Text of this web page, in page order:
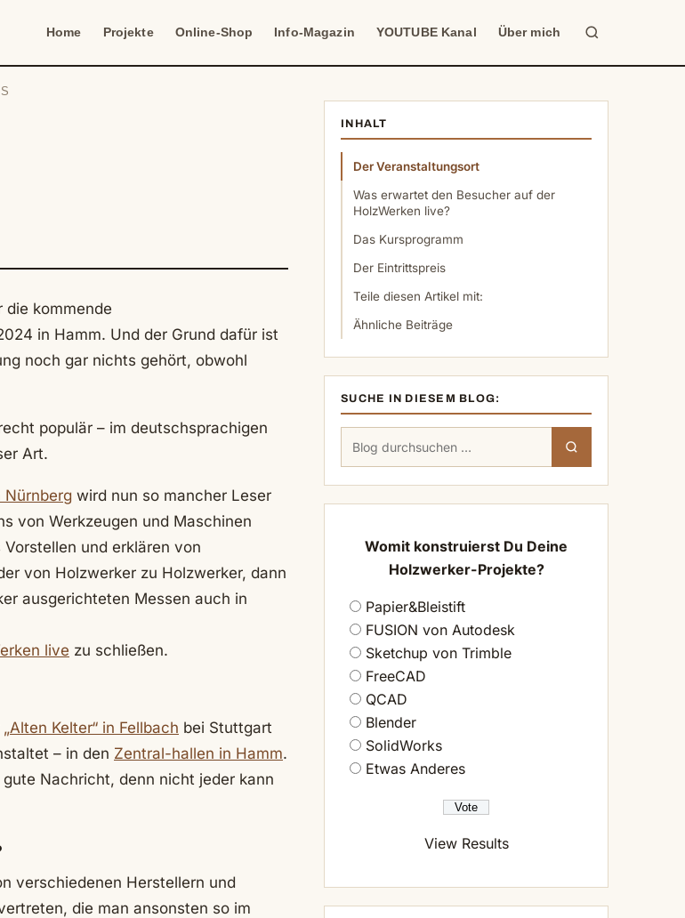
Home Projekte Online-Shop Info-Magazin YOUTUBE Kanal Über mich
Suche
die kommende
in Hamm. Und der Grund dafür ist
noch gar nichts gehört, obwohl
populär – im deutschsprachigen
Art.
Nürnberg wird nun so mancher Leser
von Werkzeugen und Maschinen
und erklären von
von Holzwerker zu Holzwerker, dann
ausgerichteten Messen auch in
live zu schließen.
„Alten Kelter“ in Fellbach bei Stuttgart
– in den Zentral-hallen in Hamm.
Nachricht, denn nicht jeder kann
verschiedenen Herstellern und
die man ansonsten so im
INHALT
Der Veranstaltungsort
Was erwartet den Besucher auf der
HolzWerken live?
Das Kursprogramm
Der Eintrittspreis
Teile diesen Artikel mit:
Ähnliche Beiträge
SUCHE IN DIESEM BLOG:
Suchen
Womit konstruierst Du Deine
Holzwerker-Projekte?
Papier&Bleistift
FUSION von Autodesk
Sketchup von Trimble
FreeCAD
QCAD
Blender
SolidWorks
Etwas Anderes
View Results